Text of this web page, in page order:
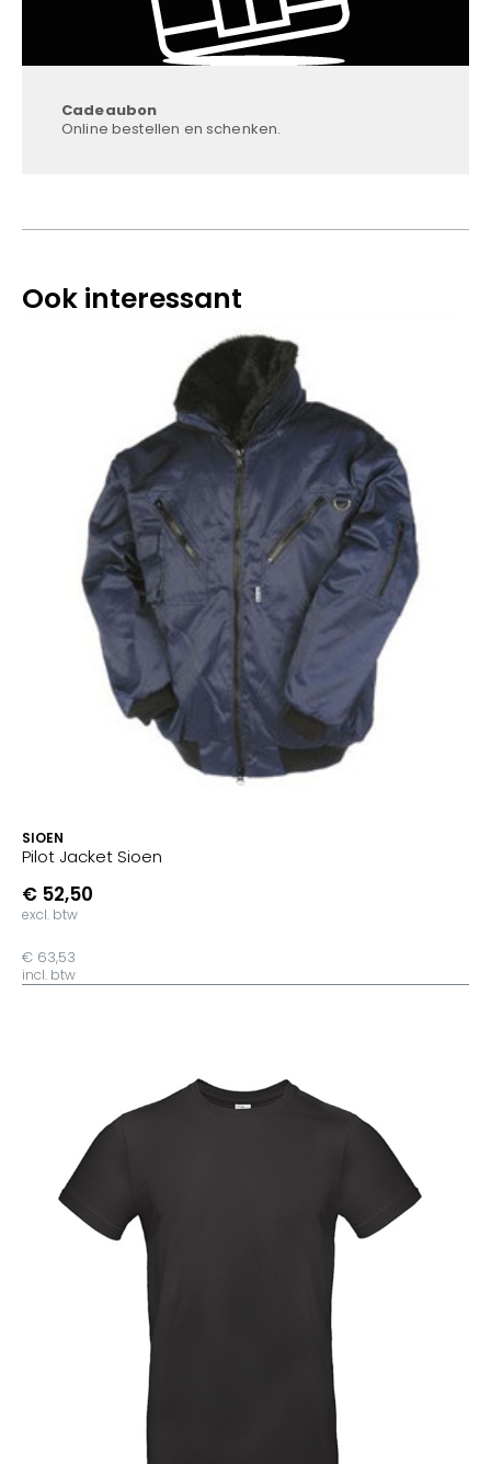
Cadeaubon
Online bestellen en schenken.
Ook interessant
SIOEN
Pilot Jacket Sioen
€ 52,50
excl. btw
€ 63,53
incl. btw